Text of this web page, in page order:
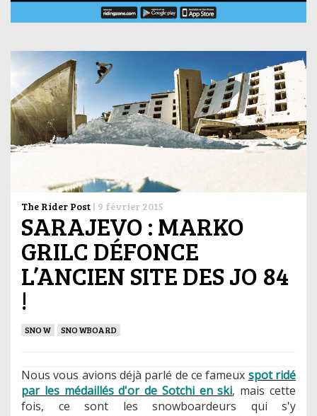
The Rider Post | 9 février 2015
SARAJEVO : MARKO
GRILC DÉFONCE
L’ANCIEN SITE DES JO 84
!
SNOW SNOWBOARD
Nous vous avions déjà parlé de ce fameux spot ridé
par les médaillés d'or de Sotchi en ski, mais cette
fois, ce sont les snowboardeurs qui s'y